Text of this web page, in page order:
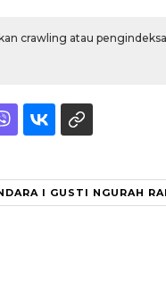
crawling atau
I GUSTI NGURAH RAI